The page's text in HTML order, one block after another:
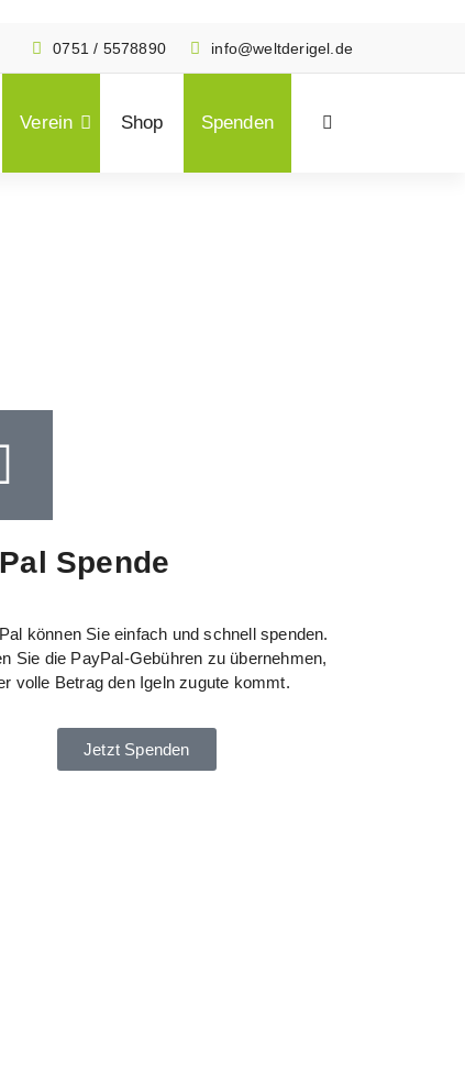
info@weltderigel.de
0751 / 5578890
Verein Shop Spenden
Spende
können Sie einfach und schnell spenden.
Sie die PayPal-Gebühren zu übernehmen,
volle Betrag den Igeln zugute kommt.
Jetzt Spenden